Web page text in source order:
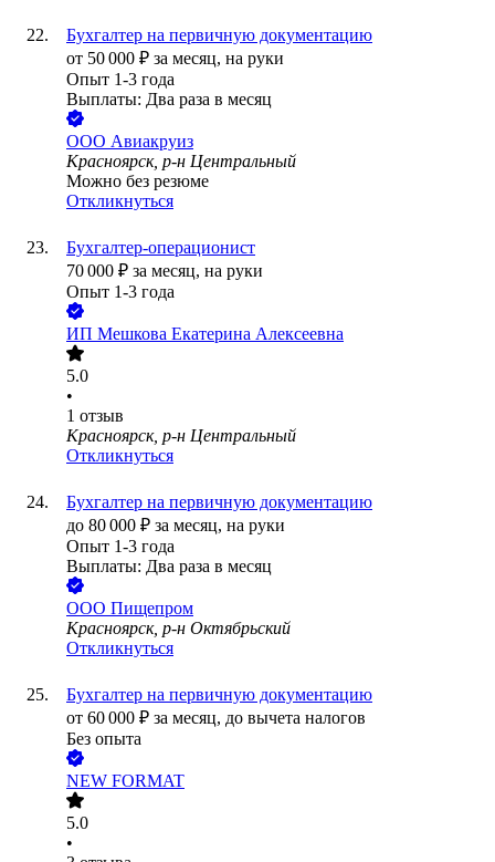
Бухгалтер на первичную документацию
от 50 000 ₽ за месяц, на руки
Опыт 1-3 года
Выплаты: Два раза в месяц
ООО Авиакруиз
Красноярск, р-н Центральный
Можно без резюме
Откликнуться
Бухгалтер-операционист
70 000 ₽ за месяц, на руки
Опыт 1-3 года
ИП Мешкова Екатерина Алексеевна
5.0
•
1 отзыв
Красноярск, р-н Центральный
Откликнуться
Бухгалтер на первичную документацию
до 80 000 ₽ за месяц, на руки
Опыт 1-3 года
Выплаты: Два раза в месяц
ООО Пищепром
Красноярск, р-н Октябрьский
Откликнуться
Бухгалтер на первичную документацию
от 60 000 ₽ за месяц, до вычета налогов
Без опыта
NEW FORMAT
5.0
•